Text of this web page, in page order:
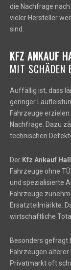
die Nachfrage
vieler Hersteller
sind.
KFZ ANKAUF
MIT SCHÄDEN
Auffällig ist, dass
geringer
Fahrzeuge
Nachfrage. Dazu
technischen
Der Kfz Ankauf
Fahrzeuge ohne
und spezialisierte
Fahrzeuge
Ersatzteilmärkte.
wirtschaftliche
Besonders gefragt
Fahrzeugen
Privatmarkt oft